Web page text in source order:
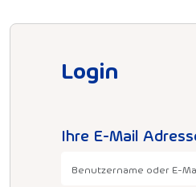
Login
Ihre E-Mail